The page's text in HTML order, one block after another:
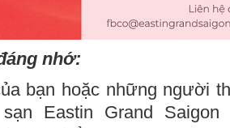
nhớ:
bạn hoặc những người
Eastin Grand